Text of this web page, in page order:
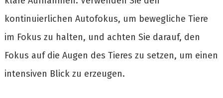
kontinuierlichen Autofokus, um bewegliche Tiere
im Fokus zu halten, und achten Sie darauf, den
Fokus auf die Augen des Tieres zu setzen, um einen
intensiven Blick zu erzeugen.